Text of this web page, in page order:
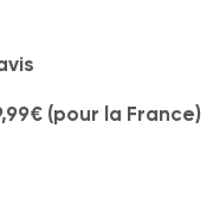
(pour la France)